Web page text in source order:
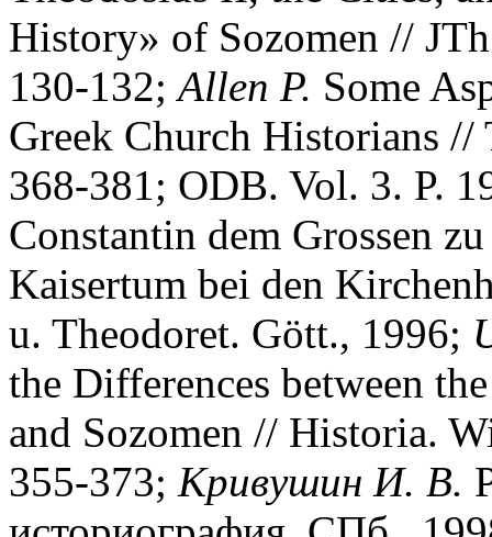
History» of Sozomen //
130-132;Allen P. Some
Greek Church Historians
368-381; ODB. Vol. 3. P.
Constantin dem Grossen
Kaisertum bei den
u. Theodoret. Gött., 1996;
the Differences between
and Sozomen // Historia.
355-373; Кривушин И. В.